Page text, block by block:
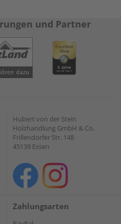
und Partner
Hubert von der Stein
Holzhandlung GmbH & Co.
Frillendorfer Str. 148
45139 Essen
Zahlungsarten